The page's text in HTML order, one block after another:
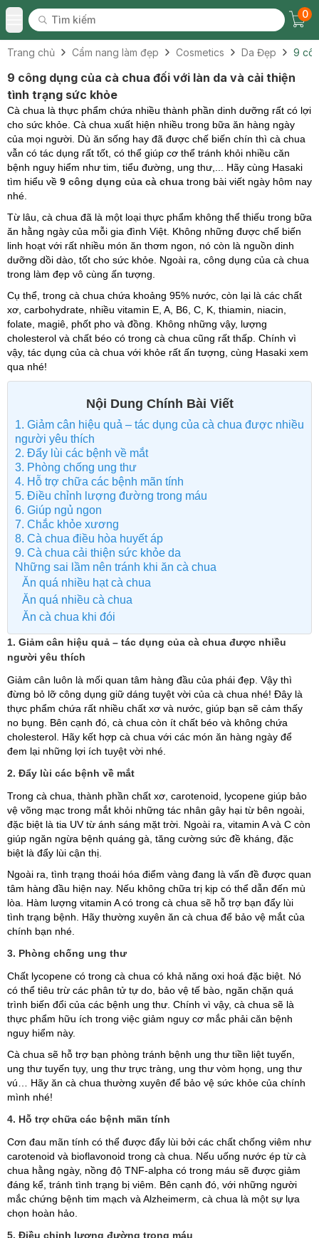
Toggle Menu
Tìm kiếm
Tìm kiếm
0
Trang chủ Cẩm nang làm đẹp Cosmetics Da Đẹp 9
9 công dụng của cà chua đối với làn da và cải thiện
tình trạng sức khỏe
Cà chua là thực phẩm chứa nhiều thành phần dinh dưỡng rất có lợi
cho sức khỏe. Cà chua xuất hiện nhiều trong bữa ăn hàng ngày
của mọi người. Dù ăn sống hay đã được chế biến chín thì cà chua
vẫn có tác dụng rất tốt, có thể giúp cơ thể tránh khỏi nhiều căn
bệnh nguy hiểm như tim, tiểu đường, ung thư,... Hãy cùng Hasaki
tìm hiểu về 9 công dụng của cà chua trong bài viết ngày hôm nay
nhé.
Từ lâu, cà chua đã là một loại thực phẩm không thể thiếu trong bữa
ăn hằng ngày của mỗi gia đình Việt. Không những được chế biến
linh hoạt với rất nhiều món ăn thơm ngon, nó còn là nguồn dinh
dưỡng dồi dào, tốt cho sức khỏe. Ngoài ra, công dụng của cà chua
trong làm đẹp vô cùng ấn tượng.
Cụ thể, trong cà chua chứa khoảng 95% nước, còn lại là các chất
xơ, carbohydrate, nhiều vitamin E, A, B6, C, K, thiamin, niacin,
folate, magiê, phốt pho và đồng. Không những vậy, lượng
cholesterol và chất béo có trong cà chua cũng rất thấp. Chính vì
vậy, tác dụng của cà chua với khỏe rất ấn tượng, cùng Hasaki xem
qua nhé!
Nội Dung Chính Bài Viết
1. Giảm cân hiệu quả – tác dụng của cà chua được nhiều
người yêu thích
2. Đẩy lùi các bệnh về mắt
3. Phòng chống ung thư
4. Hỗ trợ chữa các bệnh mãn tính
5. Điều chỉnh lượng đường trong máu
6. Giúp ngủ ngon
7. Chắc khỏe xương
8. Cà chua điều hòa huyết áp
9. Cà chua cải thiện sức khỏe da
Những sai lầm nên tránh khi ăn cà chua
Ăn quá nhiều hạt cà chua
Ăn quá nhiều cà chua
Ăn cà chua khi đói
1. Giảm cân hiệu quả – tác dụng của cà chua được nhiều
người yêu thích
Giảm cân luôn là mối quan tâm hàng đầu của phái đẹp. Vậy thì
đừng bỏ lỡ công dụng giữ dáng tuyệt vời của cà chua nhé! Đây là
thực phẩm chứa rất nhiều chất xơ và nước, giúp bạn sẽ cảm thấy
no bụng. Bên cạnh đó, cà chua còn ít chất béo và không chứa
cholesterol. Hãy kết hợp cà chua với các món ăn hàng ngày để
đem lại những lợi ích tuyệt vời nhé.
2. Đẩy lùi các bệnh về mắt
Trong cà chua, thành phần chất xơ, carotenoid, lycopene giúp bảo
vệ võng mạc trong mắt khỏi những tác nhân gây hại từ bên ngoài,
đặc biệt là tia UV từ ánh sáng mặt trời. Ngoài ra, vitamin A và C còn
giúp ngăn ngừa bệnh quáng gà, tăng cường sức đề kháng, đặc
biệt là đẩy lùi cận thị.
Ngoài ra, tình trạng thoái hóa điểm vàng đang là vấn đề được quan
tâm hàng đầu hiện nay. Nếu không chữa trị kịp có thể dẫn đến mù
lòa. Hàm lượng vitamin A có trong cà chua sẽ hỗ trợ bạn đẩy lùi
tình trạng bệnh. Hãy thường xuyên ăn cà chua để bảo vệ mắt của
chính bạn nhé.
3. Phòng chống ung thư
Chất lycopene có trong cà chua có khả năng oxi hoá đặc biệt. Nó
có thể tiêu trừ các phân tử tự do, bảo vệ tế bào, ngăn chặn quá
trình biến đổi của các bệnh ung thư. Chính vì vậy, cà chua sẽ là
thực phẩm hữu ích trong việc giảm nguy cơ mắc phải căn bệnh
nguy hiểm này.
Cà chua sẽ hỗ trợ bạn phòng tránh bệnh ung thư tiền liệt tuyến,
ung thư tuyến tụy, ung thư trực tràng, ung thư vòm họng, ung thư
vú… Hãy ăn cà chua thường xuyên để bảo vệ sức khỏe của chính
mình nhé!
4. Hỗ trợ chữa các bệnh mãn tính
Cơn đau mãn tính có thể được đẩy lùi bởi các chất chống viêm như
carotenoid và bioflavonoid trong cà chua. Nếu uống nước ép từ cà
chua hằng ngày, nồng độ TNF-alpha có trong máu sẽ được giảm
đáng kể, tránh tình trạng bị viêm. Bên cạnh đó, với những người
mắc chứng bệnh tim mạch và Alzheimerm, cà chua là một sự lựa
chọn hoàn hảo.
5. Điều chỉnh lượng đường trong máu